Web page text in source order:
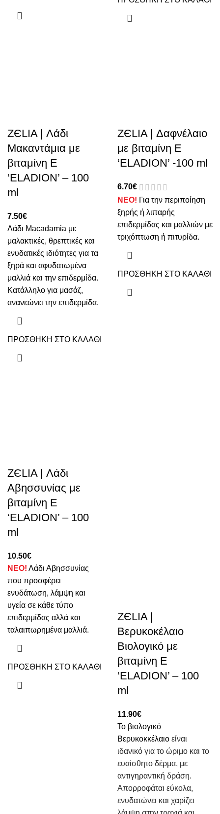
ZЄLIA | Λάδι
Μακαντάμια με
βιταμίνη Ε
‘ELADION’ – 100
ml
7.50€
Λάδι Macadamia με
μαλακτικές, θρεπτικές και
ενυδατικές ιδιότητες για τα
ξηρά και αφυδατωμένα
μαλλιά και την επιδερμίδα.
Κατάλληλο για μασάζ,
ανανεώνει την επιδερμίδα.
ΠΡΟΣΘΗΚΗ ΣΤΟ ΚΑΛΑΘΙ
ZЄLIA | Δαφνέλαιο
με βιταμίνη Ε
‘ELADION’ -100 ml
6.70€
ΝΕΟ! Για την περιποίηση
ξηρής ή λιπαρής
επιδερμίδας και μαλλιών με
τριχόπτωση ή πιτυρίδα.
ΠΡΟΣΘΗΚΗ ΣΤΟ ΚΑΛΑΘΙ
ZЄLIA | Λάδι
Αβησσυνίας με
βιταμίνη Ε
‘ELADION’ – 100
ml
10.50€
ΝΕΟ! Λάδι Αβησσυνίας
που προσφέρει
ενυδάτωση, λάμψη και
υγεία σε κάθε τύπο
επιδερμίδας αλλά και
ταλαιπωρημένα μαλλιά.
ΠΡΟΣΘΗΚΗ ΣΤΟ ΚΑΛΑΘΙ
ZЄLIA |
Βερυκοκέλαιο
Βιολογικό με
βιταμίνη Ε
‘ELADION’ – 100
ml
11.90€
Το βιολογικό
Βερυκοκκέλαιο είναι
ιδανικό για το ώριμο και το
ευαίσθητο δέρμα, με
αντιγηραντική δράση.
Απορροφάται εύκολα,
ενυδατώνει και χαρίζει